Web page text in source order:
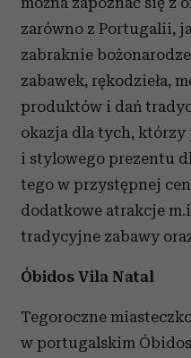
zarówno z Portugalii,
zabraknie
zabawek, rękodzieła,
produktów i dań
okazja dla tych,
i stylowego prezentu
tego w przystępnej
dodatkowe atrakcje
tradycyjne zabawy
Óbidos Vila Natal
Tegoroczne
w portugalskim